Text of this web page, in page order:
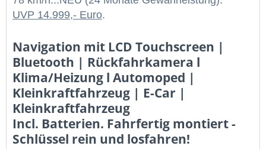
UVP 14.999,- Euro.
Navigation mit LCD Touchscreen |
Bluetooth | Rückfahrkamera l
Klima/Heizung l Automoped |
Kleinkraftfahrzeug | E-Car |
Kleinkraftfahrzeug
Incl. Batterien. Fahrfertig montiert -
Schlüssel rein und losfahren!